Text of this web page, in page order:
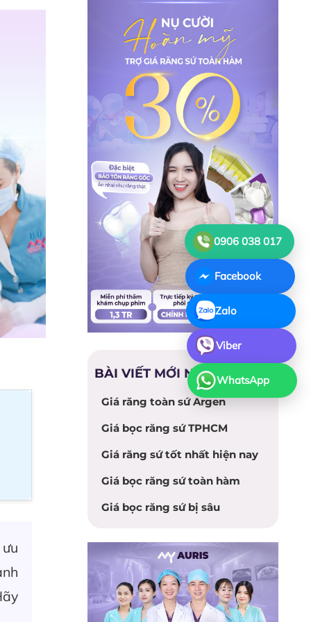
BÀI VIẾT MỚI NHẤT
Giá răng toàn sứ Argen
Giá bọc răng sứ TPHCM
Giá răng sứ tốt nhất hiện nay
Giá bọc răng sứ toàn hàm
Giá bọc răng sứ bị sâu
0906 038 017
Facebook
Zalo
Viber
WhatsApp